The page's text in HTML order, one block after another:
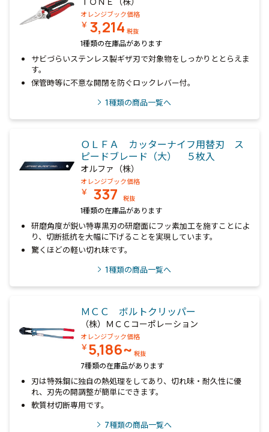
オレンジブック価格
￥ 3,214 税抜
1種類の在庫品があります
サビづらいステンレス製ギザ刃で対象物をしっかりととらえま
す。
保管時等に不意な開閉を防ぐロックレバー付。
1種類の商品一覧へ
ＯＬＦＡ カッターナイフ用替刃 ス
ピードブレード（大） ５枚入
オルファ（株）
オレンジブック価格
￥ 337 税抜
1種類の在庫品があります
研磨角度が鋭い特専黒刃の研磨面にフッ素加工を施すことによ
り、切断抵抗を大幅に下げることを実現しています。
驚くほどの軽い切れ味です。
1種類の商品一覧へ
ＭＣＣ ボルトクリッパー
（株）ＭＣＣコーポレーション
オレンジブック価格
￥5,186~ 税抜
7種類の在庫品があります
刃は特殊鋼に独自の熱処理をしてあり、切れ味・耐久性に優
れ、刃先の開調整が簡単にできます。
軟質材切断専用です。
7種類の商品一覧へ